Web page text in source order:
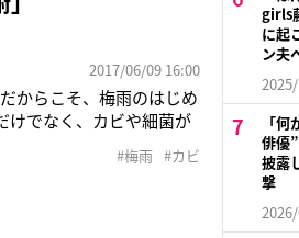
2017/06/09 16:00
からこそ、梅雨のはじめ
けでなく、カビや細菌が
藤原さんは、増殖を抑え
#梅雨 #カビ
girls
に起
ン夫
「
俳優
披露
撃